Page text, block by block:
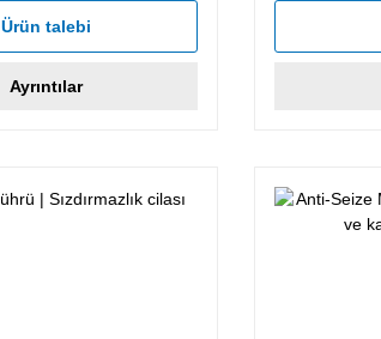
Ürün talebi
Ayrıntılar